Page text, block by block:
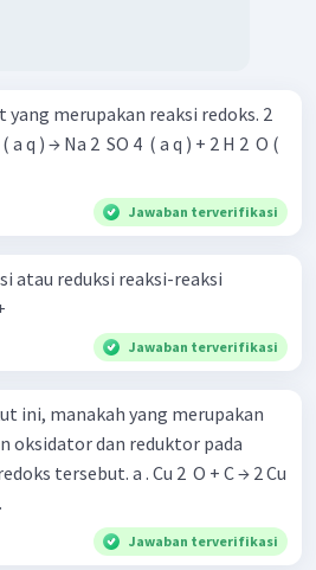
merupakan reaksi redoks. 2
a q ) → Na 2 ​ SO 4 ​ ( a q ) + 2 H 2 ​ O (
Jawaban terverifikasi
atau reduksi reaksi-reaksi
Jawaban terverifikasi
ini, manakah yang merupakan
a . Cu 2 ​ O + C → 2 Cu
Jawaban terverifikasi